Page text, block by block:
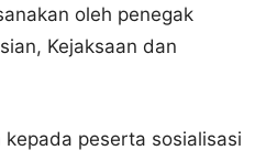
oleh penegak
Kejaksaan dan
peserta sosialisasi